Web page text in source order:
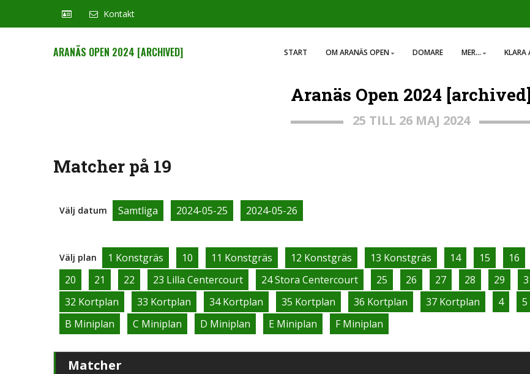
Kontakt
ARANÄS OPEN 2024 [ARCHIVED] START OM ARANÄS OPEN DOMARE MER... KLARA
Aranäs Open 2024 [archived]
25 TILL 26 MAJ 2024
Matcher på 19
Välj datum Samtliga 2024-05-25 2024-05-26
Välj plan 1 Konstgräs 10 11 Konstgräs 12 Konstgräs 13 Konstgräs 14 15 16
20
21 22 23 Lilla Centercourt 24 Stora Centercourt 25 26 27 28 29
32 Kortplan
33 Kortplan 34 Kortplan 35 Kortplan 36 Kortplan 37 Kortplan 4 5
B Miniplan
C Miniplan D Miniplan E Miniplan F Miniplan
Matcher